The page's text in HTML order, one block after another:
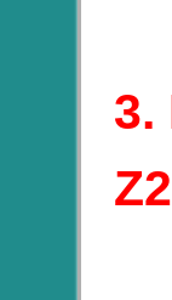
3.